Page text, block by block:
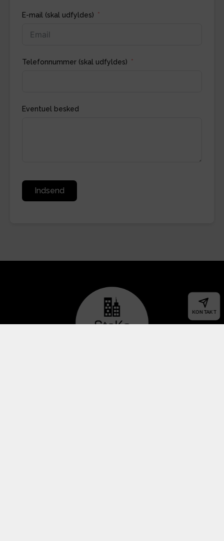
KONTAKT
E-mail (skal udfyldes)
Telefonnummer (skal udfyldes)
Eventuel besked
Indsend